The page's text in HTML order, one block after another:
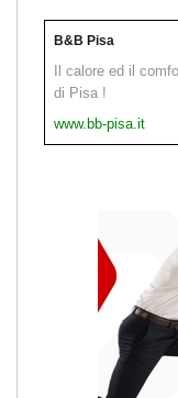
B&B Pisa
Il calore ed il
di Pisa !
www.bb-pisa.it